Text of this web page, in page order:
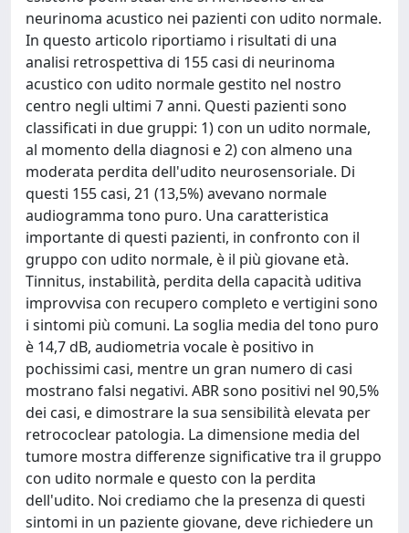
neurinoma acustico nei pazienti con udito normale.
In questo articolo riportiamo i risultati di una
analisi retrospettiva di 155 casi di neurinoma
acustico con udito normale gestito nel nostro
centro negli ultimi 7 anni. Questi pazienti sono
classificati in due gruppi: 1) con un udito normale,
al momento della diagnosi e 2) con almeno una
moderata perdita dell'udito neurosensoriale. Di
questi 155 casi, 21 (13,5%) avevano normale
audiogramma tono puro. Una caratteristica
importante di questi pazienti, in confronto con il
gruppo con udito normale, è il più giovane età.
Tinnitus, instabilità, perdita della capacità uditiva
improvvisa con recupero completo e vertigini sono
i sintomi più comuni. La soglia media del tono puro
è 14,7 dB, audiometria vocale è positivo in
pochissimi casi, mentre un gran numero di casi
mostrano falsi negativi. ABR sono positivi nel 90,5%
dei casi, e dimostrare la sua sensibilità elevata per
retrococlear patologia. La dimensione media del
tumore mostra differenze significative tra il gruppo
con udito normale e questo con la perdita
dell'udito. Noi crediamo che la presenza di questi
sintomi in un paziente giovane, deve richiedere un